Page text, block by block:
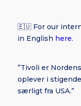
BORNHOLM
SUBSCRIBE
🇪🇺 For our
in English here.
”Tivoli er
oplever i
særligt fra USA.”